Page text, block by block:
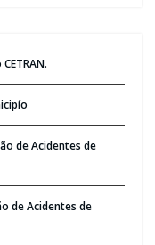
de Acidentes de
de Acidentes de